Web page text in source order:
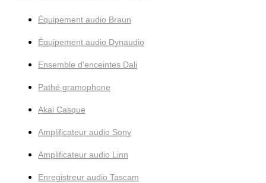
Équipement audio Braun
Équipement audio Dynaudio
Ensemble d'enceintes Dali
Pathé gramophone
Akai Casque
Amplificateur audio Sony
Amplificateur audio Linn
Enregistreur audio Tascam